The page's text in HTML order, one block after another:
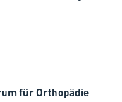
für Orthopädie